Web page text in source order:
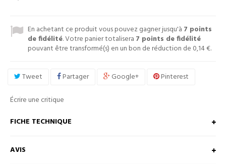
En achetant ce produit vous pouvez gagner jusqu'à 7 points
de fidélité. Votre panier totalisera 7 points de fidélité
pouvant être transformé(s) en un bon de réduction de 0,14 €.
Tweet Partager Google+
Pinterest
Écrire une critique
FICHE TECHNIQUE
AVIS